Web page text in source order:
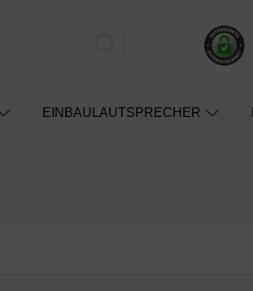
EINBAULAUTSPRECHER